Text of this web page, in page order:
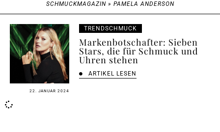
SCHMUCKMAGAZIN» PAMELA ANDERSON
22. JANUAR 2024
TRENDSCHMUCK
Markenbotschafter: Sieben
Stars, die für Schmuck und
Uhren stehen
ARTIKEL LESEN